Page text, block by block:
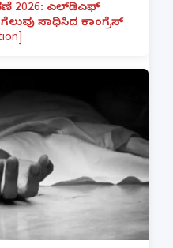
2026: ಎಲ್‌ಡಿಎಫ್
ಸಾಧಿಸಿದ ಕಾಂಗ್ರೆಸ್